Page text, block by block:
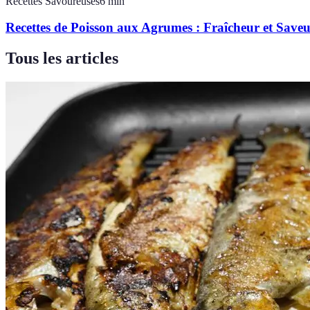
Recettes de Poisson aux Agrumes : Fraîcheur et
Tous les articles